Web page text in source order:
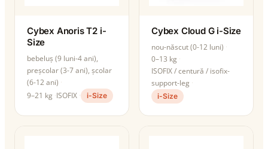
Cybex Anoris T2 i-
Size
bebeluș (9 luni-4 ani),
preșcolar (3-7 ani), școlar
(6-12 ani)
9–21 kg ISOFIX i-Size
Cybex Cloud G i-Size
nou-născut (0-12 luni)
0–13 kg
ISOFIX / centură / isofix-
support-leg
i-Size